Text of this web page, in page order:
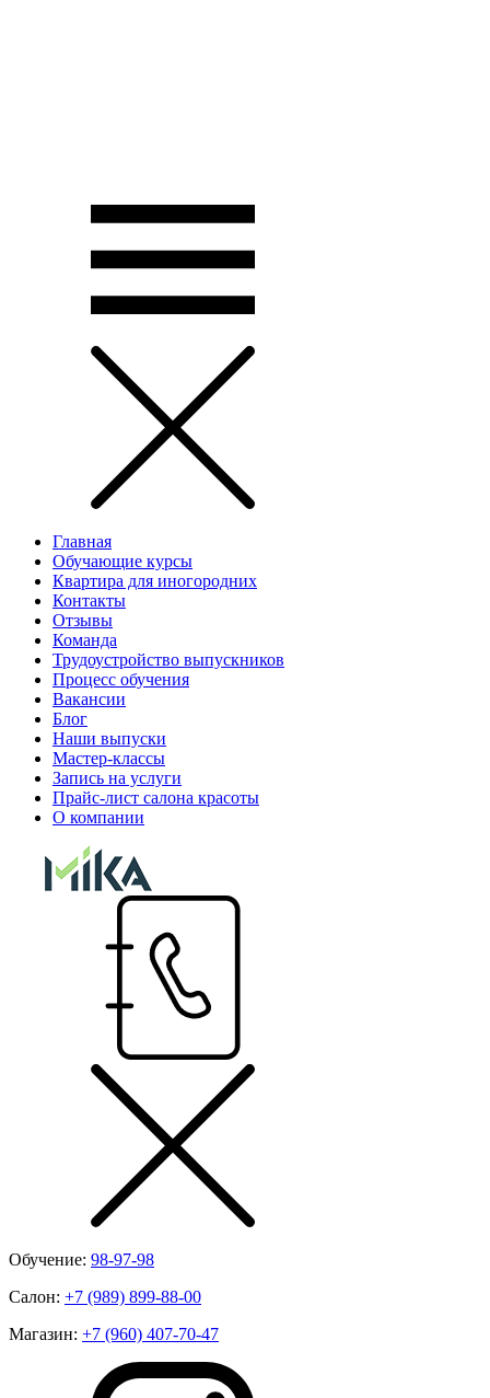
Главная
Обучающие курсы
Квартира для иногородних
Контакты
Отзывы
Команда
Трудоустройство выпускников
Процесс обучения
Вакансии
Блог
Наши выпуски
Мастер-классы
Запись на услуги
Прайс-лист салона красоты
О компании
Обучение: 98-97-98
Салон: +7 (989) 899-88-00
Магазин: +7 (960) 407-70-47